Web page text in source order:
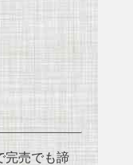
完売でも諦